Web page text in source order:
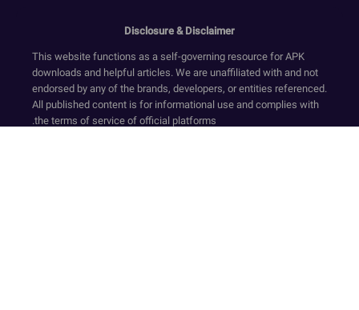
Disclosure & Disclaimer
This website functions as a self-governing resource for APK
downloads and helpful articles. We are unaffiliated with and not
endorsed by any of the brands, developers, or entities referenced.
All published content is for informational use and complies with
the terms of service of official platforms.